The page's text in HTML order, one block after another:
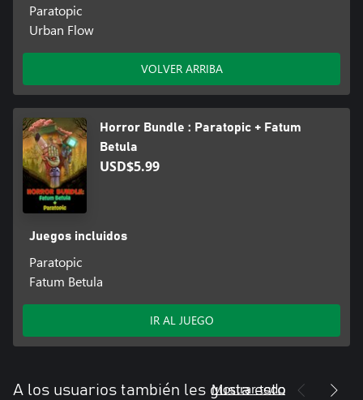
Paratopic
Urban Flow
VOLVER ARRIBA
Horror Bundle : Paratopic + Fatum
Betula
USD$5.99
Juegos incluidos
Paratopic
Fatum Betula
IR AL JUEGO
A los usuarios también les gusta esto
Mostrar todo